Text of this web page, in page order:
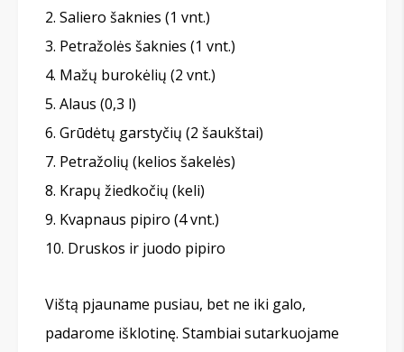
Saliero šaknies (1 vnt.)
Petražolės šaknies (1 vnt.)
Mažų burokėlių (2 vnt.)
Alaus (0,3 l)
Grūdėtų garstyčių (2 šaukštai)
Petražolių (kelios šakelės)
Krapų žiedkočių (keli)
Kvapnaus pipiro (4 vnt.)
Druskos ir juodo pipiro
Vištą pjauname pusiau, bet ne iki galo,
padarome išklotinę. Stambiai sutarkuojame